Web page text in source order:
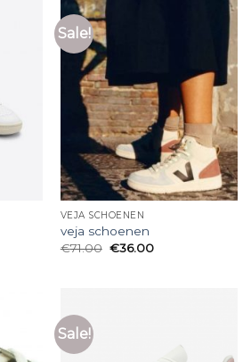
Sale!
VEJA SCHOENEN
veja schoenen
€71.00 €36.00
Sale!